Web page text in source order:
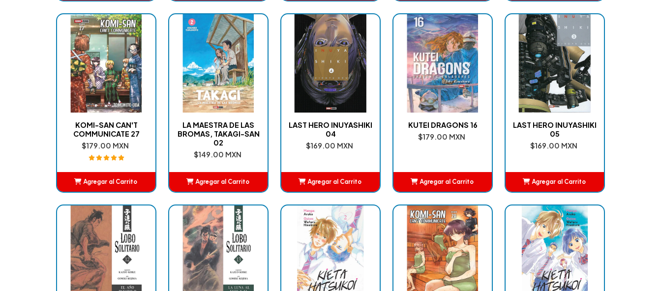
KOMI-SAN CAN'T
COMMUNICATE 27
$179.00 MXN
Agregar al Carrito
LA MAESTRA DE LAS
BROMAS, TAKAGI-SAN
02
$149.00 MXN
Agregar al Carrito
LAST HERO INUYASHIKI
04
$169.00 MXN
Agregar al Carrito
KUTEI DRAGONS 16
$179.00 MXN
Agregar al Carrito
LAST HERO INUYASHIKI
05
$169.00 MXN
Agregar al Carrito